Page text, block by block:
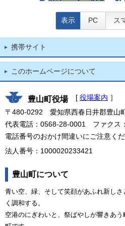
表示 PC ス
携帯サイト
このホームページについて
豊山町役場 [ 役場案内 ］
〒480-0292 愛知県西春日井郡豊山
代表電話：0568-28-0001 ファクス
電話番号のおかけ間違いにご注意く
法人番号：1000020233421
豊山町について
青い空、緑、そして笑顔があふれ新しさ
く調和する。
空港のにぎわいと、祭ばやしが響きあ